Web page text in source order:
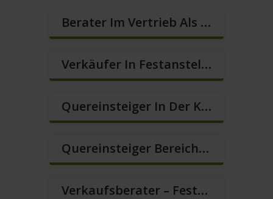
Berater Im Vertrieb Als Sofortanstellung (m/w/d)
Verkäufer In Festanstellung – Top Gehalt (m/w/d)
Quereinsteiger In Der Kundenberatung (m/w/d)
Quereinsteiger Bereich Kundenberatung (m/w/d)
Verkaufsberater – Festanstellung (m/w/d)